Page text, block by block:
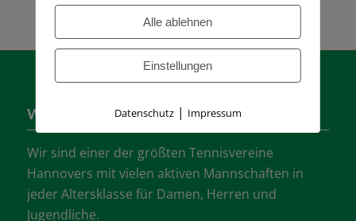
Wer sind wir?
Wir sind einer der größten Tennisvereine
Hannovers mit vielen aktiven Mannschaften in
jeder Altersklasse für Damen, Herren und
Jugendliche.
Alle ablehnen
Einstellungen
Datenschutz| Impressum